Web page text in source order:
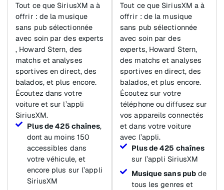
Tout ce que SiriusXM a à
offrir : de la musique
sans pub sélectionnée
avec soin par des experts
, Howard Stern, des
matchs et analyses
sportives en direct, des
balados, et plus encore.
Écoutez dans votre
voiture et sur l’appli
SiriusXM.
Plus de 425 chaînes,
dont au moins 150
accessibles dans
votre véhicule, et
encore plus sur l’appli
SiriusXM
Tout ce que SiriusXM a à
offrir : de la musique
sans pub sélectionnée
avec soin par des
experts, Howard Stern,
des matchs et analyses
sportives en direct, des
balados, et plus encore.
Écoutez sur votre
téléphone ou diffusez sur
vos appareils connectés
et dans votre voiture
avec l’appli.
Plus de 425 chaînes
sur l’appli SiriusXM
Musique sans pub de
tous les genres et